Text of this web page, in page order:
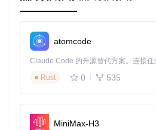
常见问题预判：编译失败可能是Qt版
9及以上稳定版本。
编译完成后，运行生成的可执行文件
atomcode
Rust
0 535
MiniMax-H3